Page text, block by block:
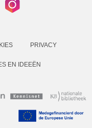
PRIVACY
EN IDEEËN